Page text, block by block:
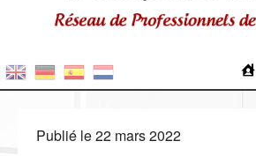
Publié le22 mars 2022